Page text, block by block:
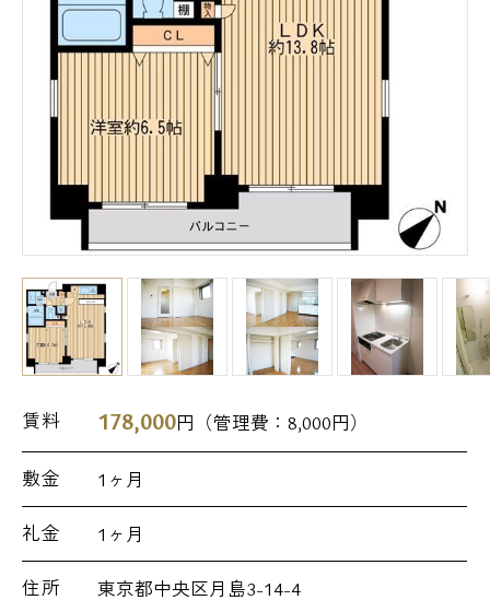
賃料 178,000円（管理費：8,000円）
敷金 1ヶ月
礼金 1ヶ月
住所 東京都中央区月島3-14-4